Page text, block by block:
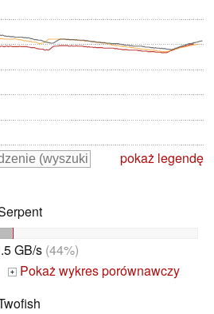
pokaż legendę
GB/s(44%)
+
Pokaż wykres porównawczy